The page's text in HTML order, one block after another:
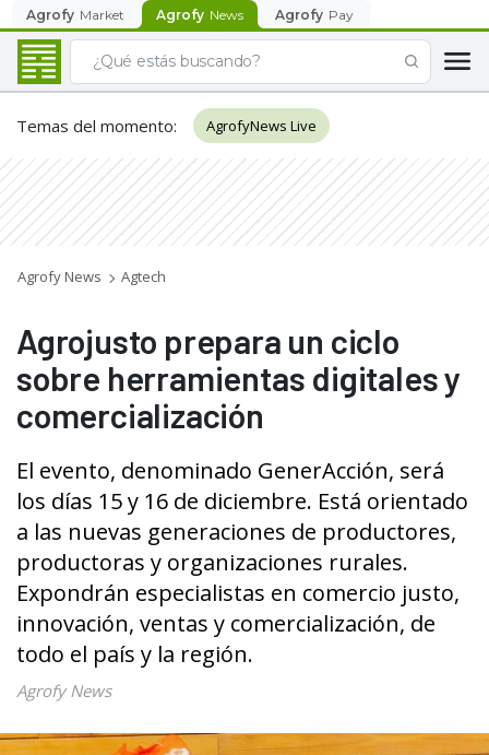
Agrofy Market Agrofy News Agrofy Pay
Temas del momento: AgrofyNews Live
Agrofy News Agtech
Agrojusto prepara un ciclo
sobre herramientas digitales y
comercialización
El evento, denominado GenerAcción, será
los días 15 y 16 de diciembre. Está orientado
a las nuevas generaciones de productores,
productoras y organizaciones rurales.
Expondrán especialistas en comercio justo,
innovación, ventas y comercialización, de
todo el país y la región.
Agrofy News